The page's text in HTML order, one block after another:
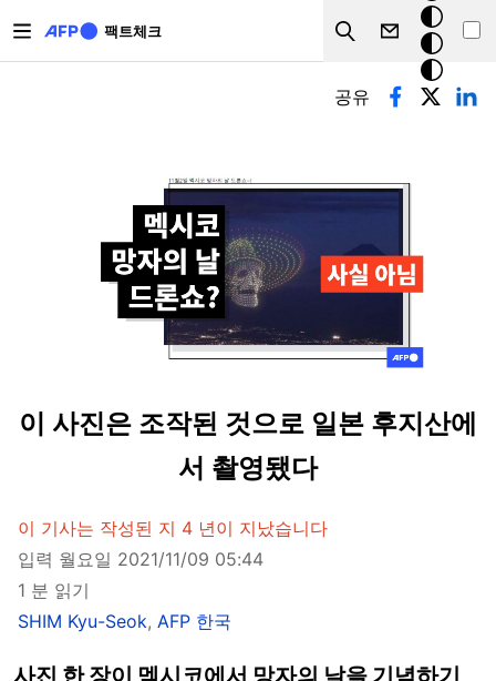
팩트체크
Search
크
모
드
기본탭
공유
이 사진은 조작된 것으로 일본 후지산에
서 촬영됐다
이 기사는 작성된 지 4 년이 지났습니다
입력 월요일 2021/11/09 05:44
1 분 읽기
SHIM Kyu-Seok, AFP 한국
사진 한 장이 멕시코에서 망자의 날을 기념하기